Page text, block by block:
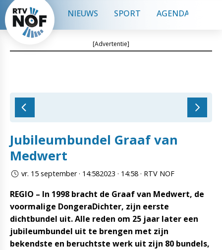
NIEUWS SPORT AGENDA
[Advertentie]
Jubileumbundel Graaf van
Medwert
vr. 15 september · 14:582023 · 14:58 · RTV NOF
REGIO – In 1998 bracht de Graaf van Medwert, de
voormalige DongeraDichter, zijn eerste
dichtbundel uit. Alle reden om 25 jaar later een
jubileumbundel uit te brengen met zijn
bekendste en beruchtste werk uit zijn 80 bundels,